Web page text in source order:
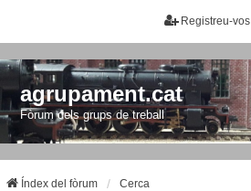
Registreu-vos
agrupament.cat
Fòrum dels grups de treball
Índex del fòrum Cerca